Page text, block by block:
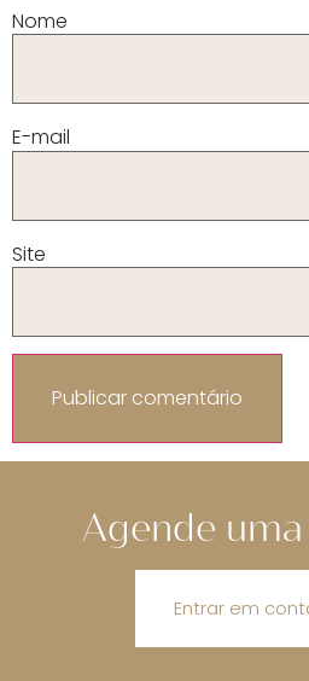
Nome
E-mail
Site
Agende
Entrar em